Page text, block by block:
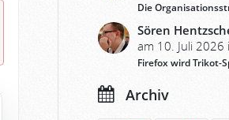
Die
Sören
am 10. Juli 2026
Firefox wird Trikot-
Archiv